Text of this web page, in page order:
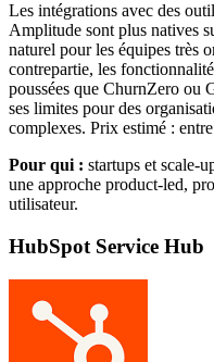
Les intégrations avec des
Amplitude sont plus natives
naturel pour les équipes très
contrepartie, les
poussées que ChurnZero ou
ses limites pour des
complexes. Prix estimé :
Pour qui : startups et scale-
une approche product-led,
utilisateur.
HubSpot Service Hub